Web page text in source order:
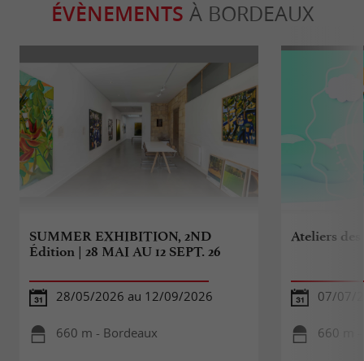
ÉVÈNEMENTS À BORDEAUX
SUMMER EXHIBITION, 2ND
Édition | 28 MAI AU 12 SEPT. 26
28/05/2026 au 12/09/2026
660 m - Bordeaux
Ateliers des
07/07/
660 m